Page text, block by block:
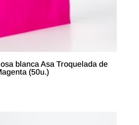
blanca Asa Troquelada de
(50u.)